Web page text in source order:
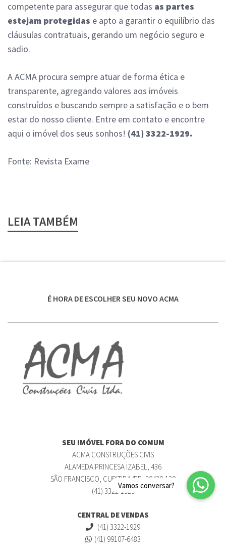
competente para assegurar que todas as partes
estejam protegidas e apto a garantir o equilíbrio das
cláusulas contratuais, gerando um negócio seguro e
sadio.
A ACMA procura sempre atuar de forma ética e
transparente, agregando valores aos imóveis
construídos e buscando sempre a satisfação e o bem
estar do nosso cliente. Entre em contato e encontre
aqui o imóvel dos seus sonhos! (41) 3322-1929.
Fonte: Revista Exame
LEIA TAMBÉM
É HORA DE ESCOLHER SEU NOVO ACMA
SEU IMÓVEL FORA DO COMUM
ACMA CONSTRUÇÕES CIVIS
ALAMEDA PRINCESA IZABEL, 436
SÃO FRANCISCO, CURITIBA/PR, 80430-120
(41) 3322-1929
CENTRAL DE VENDAS
(41) 3322-1929
(41) 99107-6483